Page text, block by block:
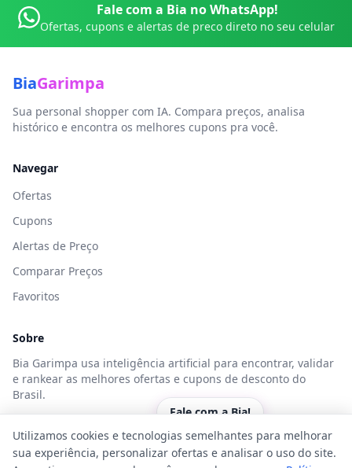
Fale com a Bia no WhatsApp!
Ofertas, cupons e alertas de preco direto no seu celular
BiaGarimpa
Sua personal shopper com IA. Compara preços, analisa
histórico e encontra os melhores cupons pra você.
Navegar
Ofertas
Cupons
Alertas de Preço
Comparar Preços
Favoritos
Sobre
Bia Garimpa usa inteligência artificial para encontrar, validar
e rankear as melhores ofertas e cupons de desconto do
Brasil.
Bia Garimpa, desenvolvido por © 2026Kodda Serviços de Inteligência
Fale com a Bia!
Utilizamos cookies e tecnologias semelhantes para melhorar
sua experiência, personalizar ofertas e analisar o uso do site.